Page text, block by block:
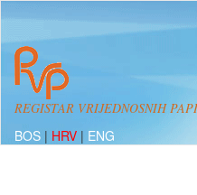
REGISTAR VRIJEDNOSNIH
BOS | HRV | ENG